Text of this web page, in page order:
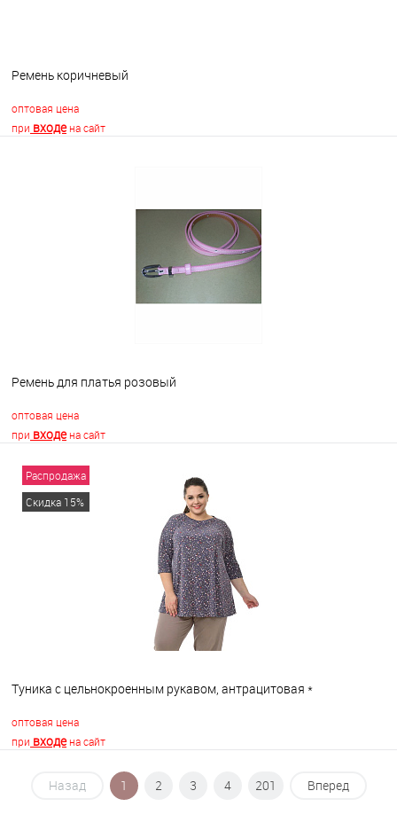
Ремень коричневый
оптовая цена
при входена сайт
Недоступно
Ремень для платья розовый
оптовая цена
при входена сайт
В корзину
Распродажа
Скидка 15%
Туника с цельнокроенным рукавом, антрацитовая *
оптовая цена
при входена сайт
В корзину
Назад 1 2 3 4 201 Вперед